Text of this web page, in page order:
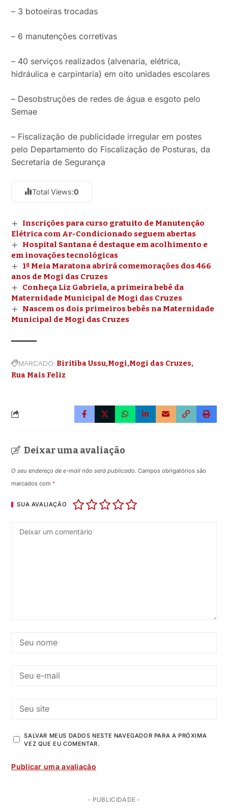
– 3 botoeiras trocadas
– 6 manutenções corretivas
– 40 serviços realizados (alvenaria, elétrica,
hidráulica e carpintaria) em oito unidades escolares
– Desobstruções de redes de água e esgoto pelo
Semae
– Fiscalização de publicidade irregular em postes
pelo Departamento do Fiscalização de Posturas, da
Secretaria de Segurança
Total Views:0
Inscrições para curso gratuito de Manutenção
Elétrica com Ar-Condicionado seguem abertas
Hospital Santana é destaque em acolhimento e
em inovações tecnológicas
1ª Meia Maratona abrirá comemorações dos 466
anos de Mogi das Cruzes
Conheça Liz Gabriela, a primeira bebê da
Maternidade Municipal de Mogi das Cruzes
Nascem os dois primeiros bebês na Maternidade
Municipal de Mogi das Cruzes
MARCADO: Biritiba Ussu Mogi Mogi das Cruzes
Rua Mais Feliz
Deixar uma avaliação
O seu endereço de e-mail não será publicado. Campos obrigatórios são
marcados com*
SUA AVALIAÇÃO
SALVAR MEUS DADOS NESTE NAVEGADOR PARA A PRÓXIMA
VEZ QUE EU COMENTAR.
- PUBLICIDADE -